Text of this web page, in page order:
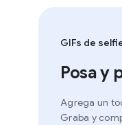
GIFs de selfies
Posa y
Agrega un
Graba y